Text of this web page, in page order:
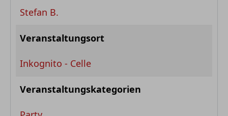
Stefan B.
Veranstaltungsort
Inkognito - Celle
Veranstaltungskategorien